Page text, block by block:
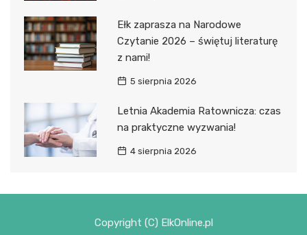
Ełk zaprasza na Narodowe
Czytanie 2026 – świętuj literaturę
z nami!
5 sierpnia 2026
Letnia Akademia Ratownicza: czas
na praktyczne wyzwania!
4 sierpnia 2026
Copyright (C) ElkOnline.pl